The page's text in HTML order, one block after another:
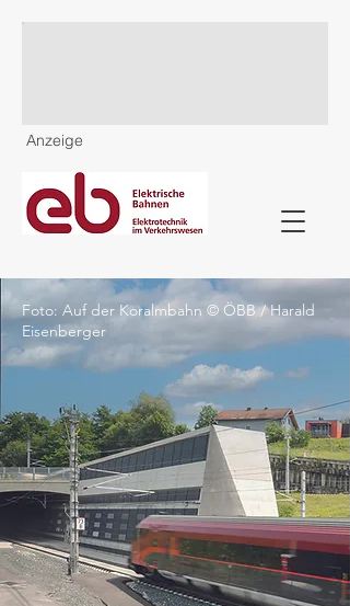
Anzeige
Foto: Auf der Koralmbahn © ÖBB / Harald
Eisenberger